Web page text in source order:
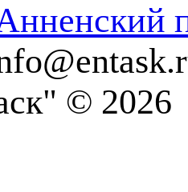
© 2026